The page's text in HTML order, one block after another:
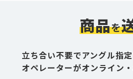
商品を
立ち合い不要でアングル指
オペレーターがオンライン